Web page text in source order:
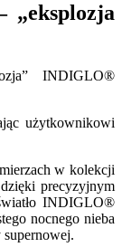
„eksplozja
INDIGLO®
użytkownikowi
w kolekcji
precyzyjnym
INDIGLO®
nocnego nieba